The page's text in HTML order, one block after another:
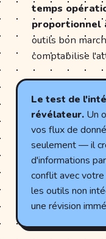
temps
proportionnel
outils bon
comptabilise
Le test de
révélateur.Un
vos flux de
seulement — il
d'informations
conflit avec
les outils non
une révision